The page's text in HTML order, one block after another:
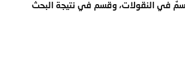
في النقولات، وقسم في نتيجة البحث​